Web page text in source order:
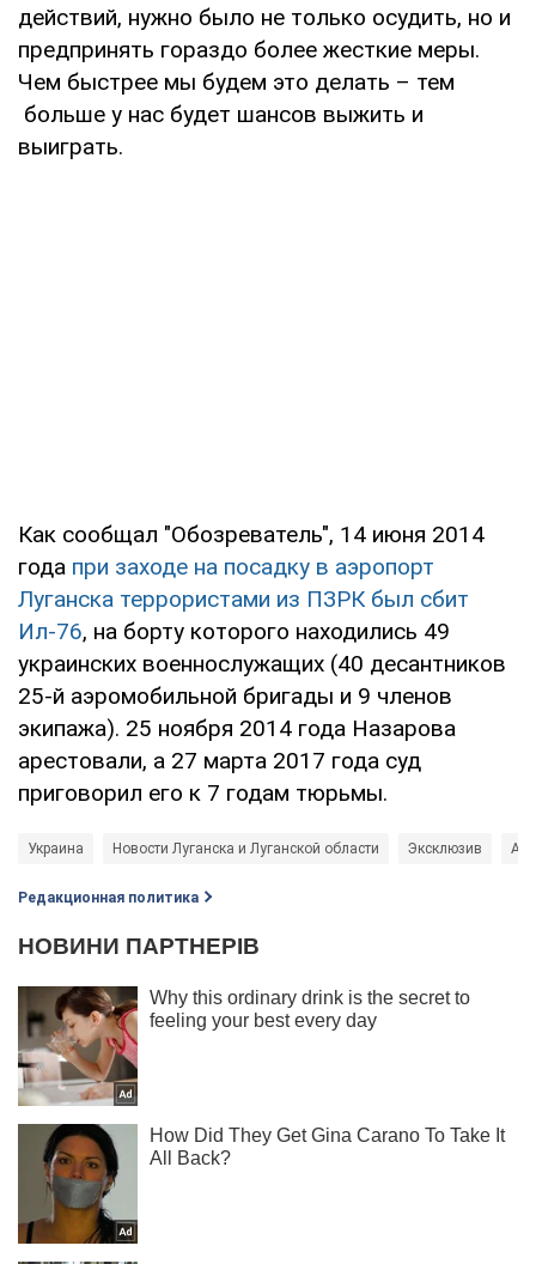
действий, нужно было не только осудить, но и
предпринять гораздо более жесткие меры.
Чем быстрее мы будем это делать – тем
больше у нас будет шансов выжить и
выиграть.
Как сообщал "Обозреватель", 14 июня 2014
года при заходе на посадку в аэропорт
Луганска террористами из ПЗРК был сбит
Ил-76, на борту которого находились 49
украинских военнослужащих (40 десантников
25-й аэромобильной бригады и 9 членов
экипажа). 25 ноября 2014 года Назарова
арестовали, а 27 марта 2017 года суд
приговорил его к 7 годам тюрьмы.
Украина Новости Луганска и Луганской области Эксклюзив
Редакционная политика